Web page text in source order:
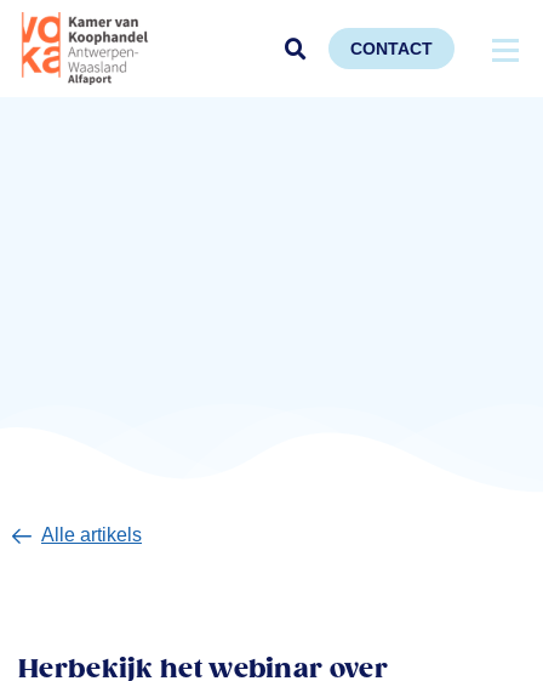
CONTACT
Alle artikels
Herbekijk het webinar over